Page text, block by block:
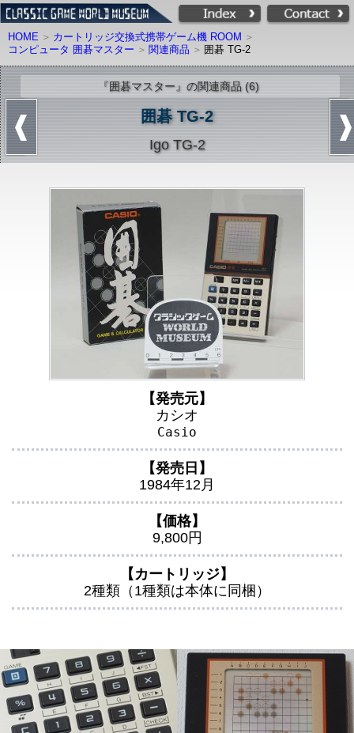
HOME
カートリッジ交換式携帯ゲーム機 ROOM
コンピュータ 囲碁マスター
関連商品 囲碁 TG-2
『囲碁マスター』の関連商品 (6)
囲碁 TG-2
Igo TG-2
【発売元】
カシオ
Casio
【発売日】
1984年12月
【価格】
9,800円
【カートリッジ】
2種類（1種類は本体に同梱）